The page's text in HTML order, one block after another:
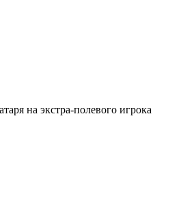
на экстра-полевого игрока